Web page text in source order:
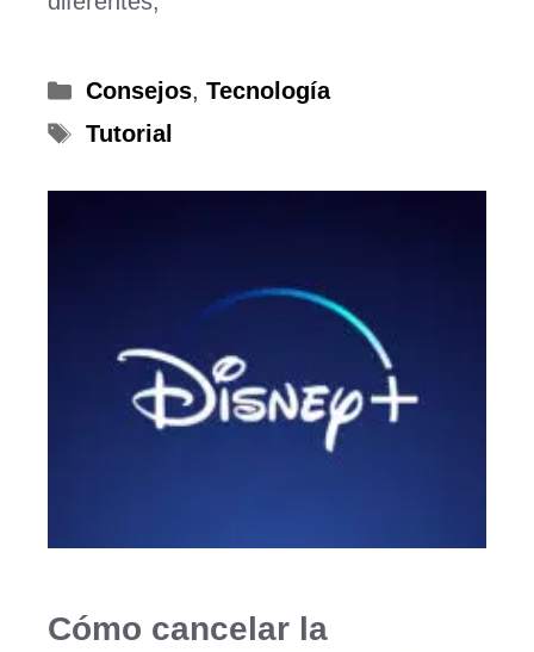
Categorías
Consejos, Tecnología
Etiquetas
Tutorial
Cómo cancelar la